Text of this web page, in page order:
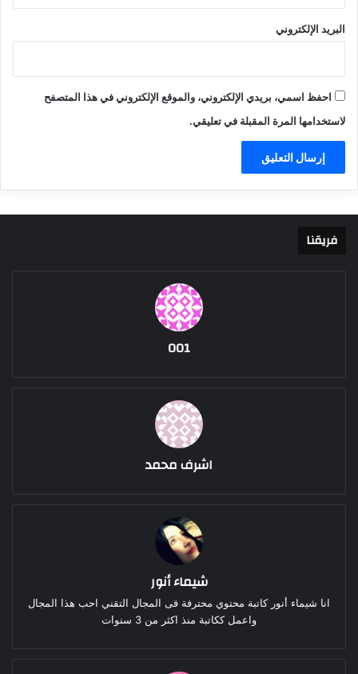
البريد الإلكتروني
احفظ اسمي، بريدي الإلكتروني، والموقع الإلكتروني في هذا المتصفح
لاستخدامها المرة المقبلة في تعليقي.
فريقنا
001
اشرف محمد
شيماء أنور
انا شيماء أنور كاتبة محتوي محترفة فى المجال التقني احب هذا المجال
واعمل ككاتبة منذ اكثر من 3 سنوات